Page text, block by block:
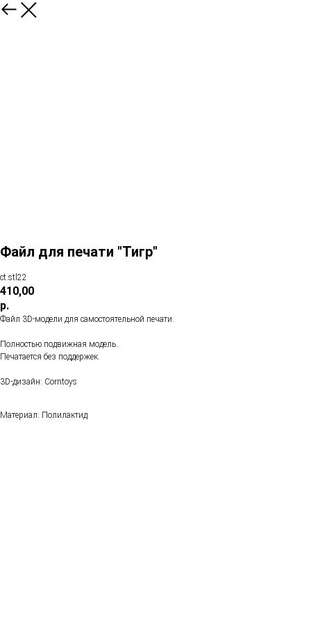
Файл для печати "Тигр"
ct.stl22
410,00
р.
Файл 3D-модели для самостоятельной печати.
Полностью подвижная модель.
Печатается без поддержек.
3D-дизайн: Corntoys
Материал: Полилактид